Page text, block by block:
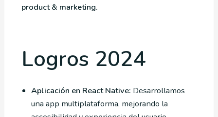
product & marketing.
Logros 2024
Aplicación en React Native: Desarrollamos
una app multiplataforma, mejorando la